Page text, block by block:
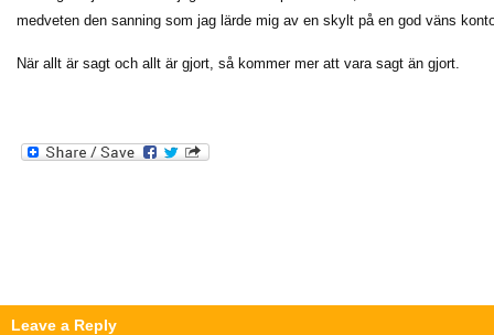
medveten den sanning som jag lärde mig av en skylt på en god väns
När allt är sagt och allt är gjort, så kommer mer att vara sagt än gjort.
Leave a Reply